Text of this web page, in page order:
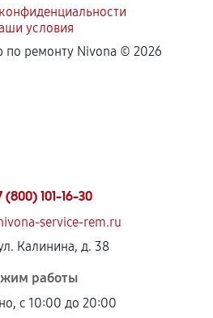
условия
по ремонту Nivona © 2026
(800) 101-16-30
service-rem.ru
Калинина, д. 38
работы
с 10:00 до 20:00